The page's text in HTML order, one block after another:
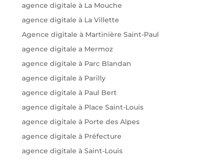
agence digitale à La Mouche
agence digitale à La Villette
Agence digitale à Martinière Saint-Paul
agence digitale a Mermoz
agence digitale à Parc Blandan
agence digitale à Parilly
agence digitale à Paul Bert
agence digitale à Place Saint-Louis
agence digitale à Porte des Alpes
agence digitale à Préfecture
agence digitale à Saint-Louis